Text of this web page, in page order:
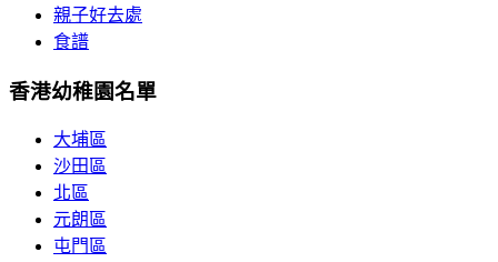
親子好去處
食譜
香港幼稚園名單
大埔區
沙田區
北區
元朗區
屯門區